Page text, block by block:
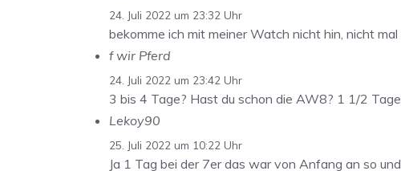
24. Juli 2022 um 23:32 Uhr
bekomme ich mit meiner Watch nicht hin, nicht mal
f wir Pferd
24. Juli 2022 um 23:42 Uhr
3 bis 4 Tage? Hast du schon die AW8? 1 1/2
Lekoy90
25. Juli 2022 um 10:22 Uhr
Ja 1 Tag bei der 7er das war von Anfang an so